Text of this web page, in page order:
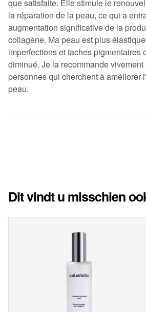
que satisfaite. Elle stimule le
la réparation de la peau, ce qui a
augmentation significative de la
collagène. Ma peau est plus
imperfections et taches pigmentaires
diminué. Je la recommande
personnes qui cherchent à améliorer
peau.
Dit vindt u misschien